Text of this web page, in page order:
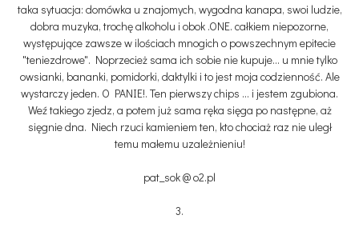
taka sytuacja: domówka u znajomych, wygodna kanapa, swoi ludzie,
dobra muzyka, trochę alkoholu i obok .ONE. całkiem niepozorne,
występujące zawsze w ilościach mnogich o powszechnym epitecie
"teniezdrowe". Noprzecież sama ich sobie nie kupuje... u mnie tylko
owsianki, bananki, pomidorki, daktylki i to jest moja codzienność. Ale
wystarczy jeden. O PANIE!. Ten pierwszy chips ... i jestem zgubiona.
Weź takiego zjedz, a potem już sama ręka sięga po następne, aż
sięgnie dna. Niech rzuci kamieniem ten, kto chociaż raz nie uległ
temu małemu uzależnieniu!
pat_sok @ o2.pl
3.